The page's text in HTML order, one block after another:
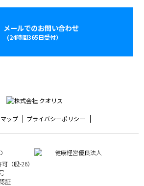
メールでのお問い合わせ
(24時間365日受付）
ップ プライバシーポリシー
（般-26）
証